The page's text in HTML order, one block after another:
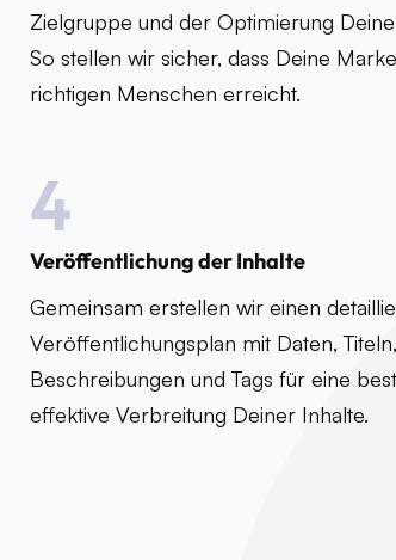
Zielgruppe und der Optimierung
So stellen wir sicher, dass Deine
richtigen Menschen erreicht.
4
Veröffentlichung der Inhalte
Gemeinsam erstellen wir einen
Veröffentlichungsplan mit Daten, Titeln,
Beschreibungen und Tags für eine
effektive Verbreitung Deiner Inhalte.